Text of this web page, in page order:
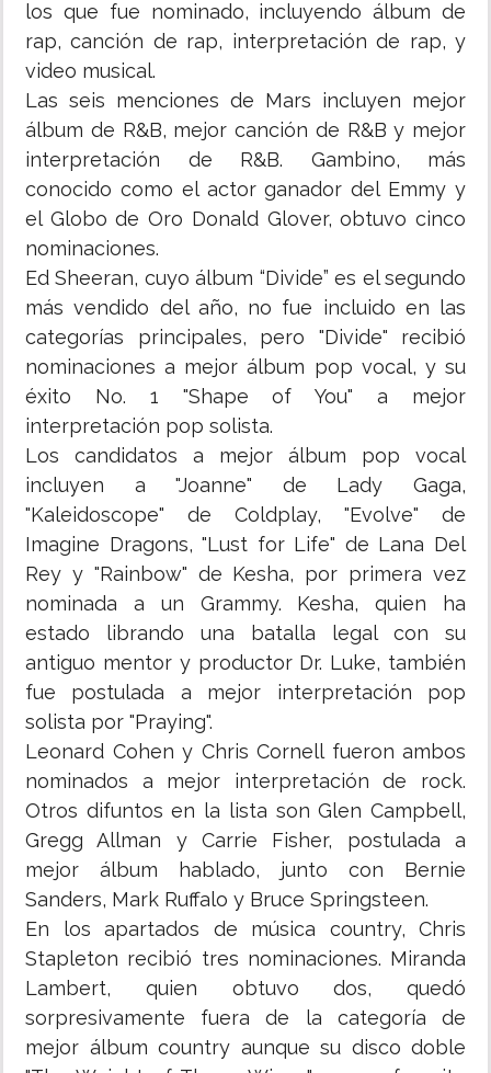
los que fue nominado, incluyendo álbum de
rap, canción de rap, interpretación de rap, y
video musical.
Las seis menciones de Mars incluyen mejor
álbum de R&B, mejor canción de R&B y mejor
interpretación de R&B. Gambino, más
conocido como el actor ganador del Emmy y
el Globo de Oro Donald Glover, obtuvo cinco
nominaciones.
Ed Sheeran, cuyo álbum “Divide” es el segundo
más vendido del año, no fue incluido en las
categorías principales, pero "Divide" recibió
nominaciones a mejor álbum pop vocal, y su
éxito No. 1 "Shape of You" a mejor
interpretación pop solista.
Los candidatos a mejor álbum pop vocal
incluyen a "Joanne" de Lady Gaga,
"Kaleidoscope" de Coldplay, "Evolve" de
Imagine Dragons, "Lust for Life" de Lana Del
Rey y "Rainbow" de Kesha, por primera vez
nominada a un Grammy. Kesha, quien ha
estado librando una batalla legal con su
antiguo mentor y productor Dr. Luke, también
fue postulada a mejor interpretación pop
solista por "Praying".
Leonard Cohen y Chris Cornell fueron ambos
nominados a mejor interpretación de rock.
Otros difuntos en la lista son Glen Campbell,
Gregg Allman y Carrie Fisher, postulada a
mejor álbum hablado, junto con Bernie
Sanders, Mark Ruffalo y Bruce Springsteen.
En los apartados de música country, Chris
Stapleton recibió tres nominaciones. Miranda
Lambert, quien obtuvo dos, quedó
sorpresivamente fuera de la categoría de
mejor álbum country aunque su disco doble